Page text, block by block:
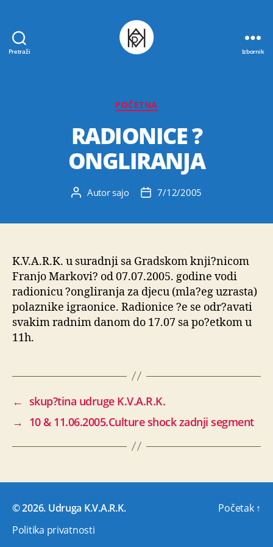
Pretraži Izbornik
Kategorije
POČETNA
RADIONICE ?
ONGLIRANJA
AutorAutor sajo
Datum
7/12/2005
K.V.A.R.K. u suradnji sa Gradskom knji?nicom
Franjo Markovi? od 07.07.2005. godine vodi
radionicu ?ongliranja za djecu (mla?eg uzrasta)
polaznike igraonice. Radionice ?e se odr?avati
svakim radnim danom do 17.07 sa po?etkom u
11h.
← skup?tina udruge K.V.A.R.K.
→ 10 & 11.06.2005.Culture shock zadnji segment
© 2026. Udruga K.V.A.R.K.
Politika privatnosti
Početak ↑